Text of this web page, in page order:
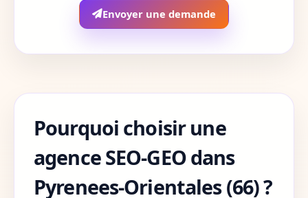
Cotes-d-Armor 22
Creuse
Dordogne
Doubs 25
Envoyer une demande
Pourquoi choisir une
agence SEO-GEO dans
Pyrenees-Orientales (66) ?